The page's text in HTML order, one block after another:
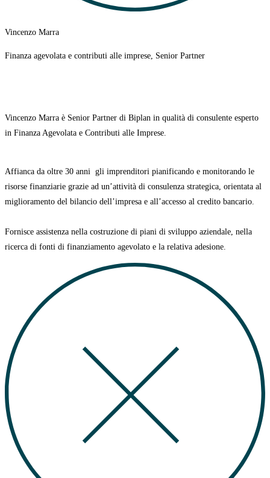
Vincenzo Marra
Finanza agevolata e contributi alle imprese, Senior Partner
Vincenzo Marra è Senior Partner di Biplan in qualità di consulente esperto
in Finanza Agevolata e Contributi alle Imprese.
Affianca da oltre 30 anni gli imprenditori pianificando e monitorando le
risorse finanziarie grazie ad un’attività di consulenza strategica, orientata al
miglioramento del bilancio dell’impresa e all’accesso al credito bancario.
Fornisce assistenza nella costruzione di piani di sviluppo aziendale , nella
ricerca di fonti di finanziamento agevolato e la relativa adesione.